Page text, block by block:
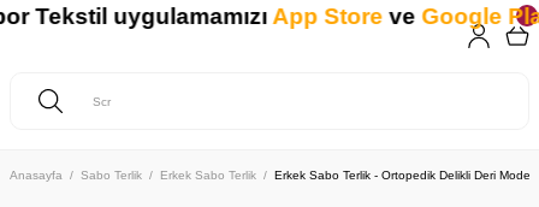
Anasayfa Sabo Terlik Erkek Sabo Terlik Erkek Sabo Terlik - Ortopedik Delikli Deri
uygulamamızıApp StoreveGoogle Play